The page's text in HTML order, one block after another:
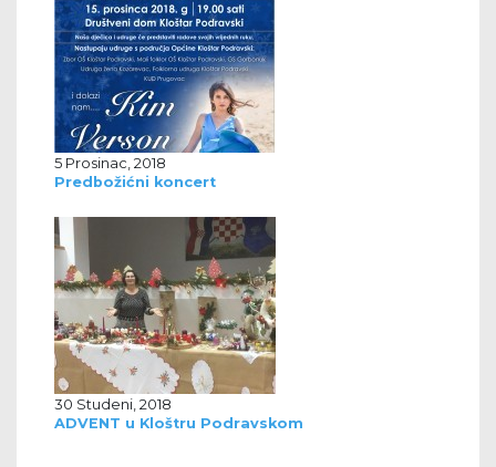
5 Prosinac, 2018
Predbožićni koncert
30 Studeni, 2018
ADVENT u Kloštru Podravskom